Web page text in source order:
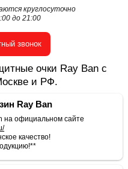
круглосуточно
до 21:00
звонок
очки Ray Ban с
и РФ.
Ray Ban
на официальном сайте
качество!